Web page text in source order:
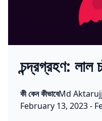
চন্দ্রগ্রহণ: লাল
Posted in
কী কেন কীভাবেPosted by
Md
Published on:
February 13, 2023-